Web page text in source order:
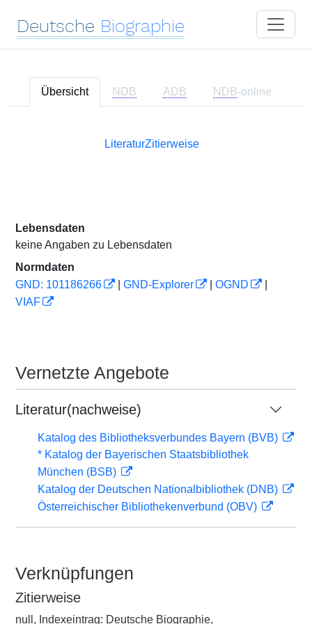
Deutsche Biographie
Übersicht NDB ADB NDB-online
LiteraturZitierweise
Lebensdaten
keine Angaben zu Lebensdaten
Normdaten
GND: 101186266
GND-Explorer OGND
VIAF
Vernetzte Angebote
Literatur(nachweise)
Katalog des Bibliotheksverbundes Bayern (BVB)
* Katalog der Bayerischen Staatsbibliothek
München (BSB)
Katalog der Deutschen Nationalbibliothek (DNB)
Österreichischer Bibliothekenverbund (OBV)
Verknüpfungen
Zitierweise
null, Indexeintrag: Deutsche Biographie,